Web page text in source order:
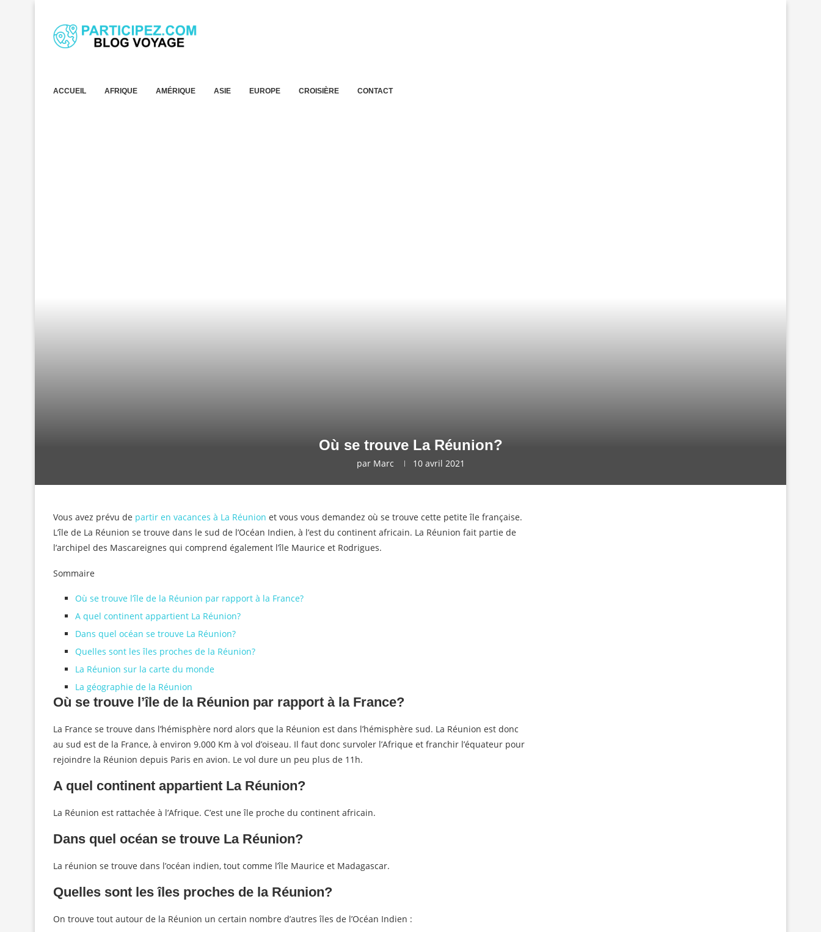
ACCUEIL AFRIQUE AMÉRIQUE ASIE EUROPE CROISIÈRE CONTACT
Où se trouve La Réunion?
par Marc 10 avril 2021
Vous avez prévu de partir en vacances à La Réunion et vous vous demandez où se trouve cette petite île française.
L’île de La Réunion se trouve dans le sud de l’Océan Indien, à l’est du continent africain. La Réunion fait partie de
l’archipel des Mascareignes qui comprend également l’île Maurice et Rodrigues.
Sommaire
Où se trouve l’île de la Réunion par rapport à la France?
A quel continent appartient La Réunion?
Dans quel océan se trouve La Réunion?
Quelles sont les îles proches de la Réunion?
La Réunion sur la carte du monde
La géographie de la Réunion
Où se trouve l’île de la Réunion par rapport à la France?
La France se trouve dans l’hémisphère nord alors que la Réunion est dans l’hémisphère sud. La Réunion est donc
au sud est de la France, à environ 9.000 Km à vol d’oiseau. Il faut donc survoler l’Afrique et franchir l’équateur pour
rejoindre la Réunion depuis Paris en avion. Le vol dure un peu plus de 11h.
A quel continent appartient La Réunion?
La Réunion est rattachée à l’Afrique. C’est une île proche du continent africain.
Dans quel océan se trouve La Réunion?
La réunion se trouve dans l’océan indien, tout comme l’île Maurice et Madagascar.
Quelles sont les îles proches de la Réunion?
On trouve tout autour de la Réunion un certain nombre d’autres îles de l’Océan Indien :